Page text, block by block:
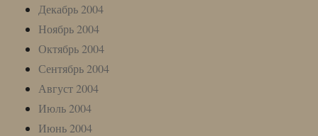
Декабрь 2004
Ноябрь 2004
Октябрь 2004
Сентябрь 2004
Август 2004
Июль 2004
Июнь 2004